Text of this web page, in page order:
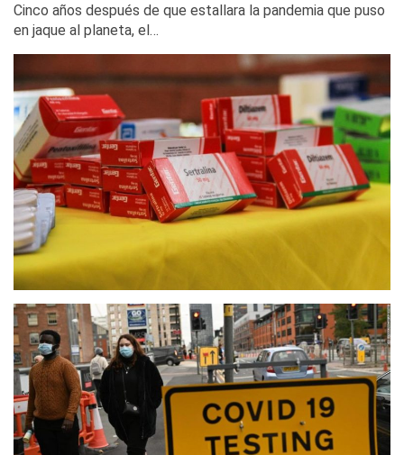
Cinco años después de que estallara la pandemia que puso
en jaque al planeta, el…